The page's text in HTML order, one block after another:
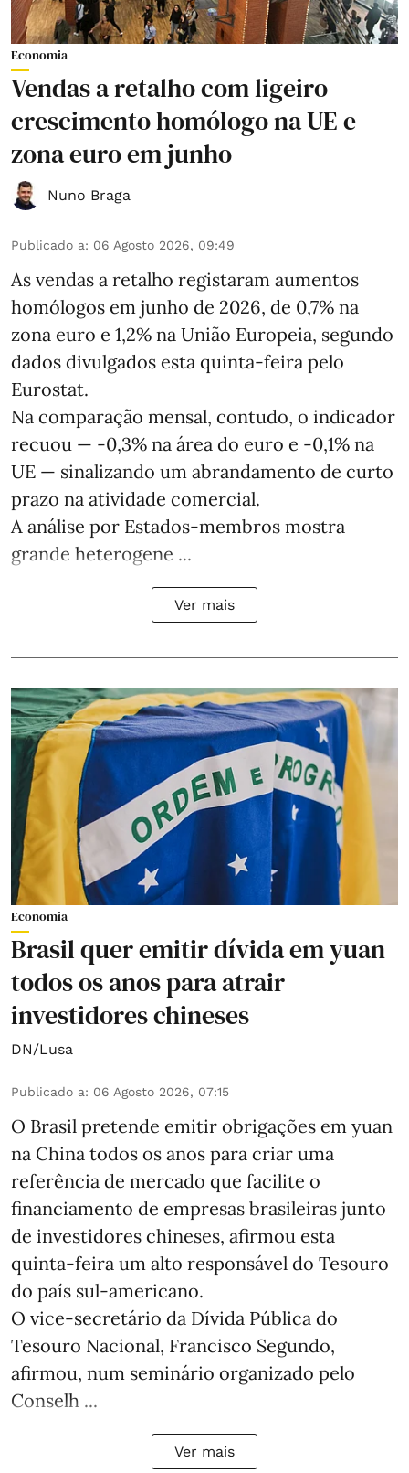
Economia
Vendas a retalho com ligeiro
crescimento homólogo na UE e
zona euro em junho
Nuno Braga
Publicado a: 06 Agosto 2026, 09:49
As vendas a retalho registaram aumentos
homólogos em junho de 2026, de 0,7% na
zona euro e 1,2% na União Europeia, segundo
dados divulgados esta quinta-feira pelo
Eurostat.
Na comparação mensal, contudo, o indicador
recuou — -0,3% na área do euro e -0,1% na
UE — sinalizando um abrandamento de curto
prazo na atividade comercial.
A análise por Estados‑membros mostra
grande heterogene ...
Ver mais
Economia
Brasil quer emitir dívida em yuan
todos os anos para atrair
investidores chineses
DN/Lusa
Publicado a: 06 Agosto 2026, 07:15
O Brasil pretende emitir obrigações em yuan
na China todos os anos para criar uma
referência de mercado que facilite o
financiamento de empresas brasileiras junto
de investidores chineses, afirmou esta
quinta-feira um alto responsável do Tesouro
do país sul-americano.
O vice-secretário da Dívida Pública do
Tesouro Nacional, Francisco Segundo,
afirmou, num seminário organizado pelo
Conselh ...
Ver mais